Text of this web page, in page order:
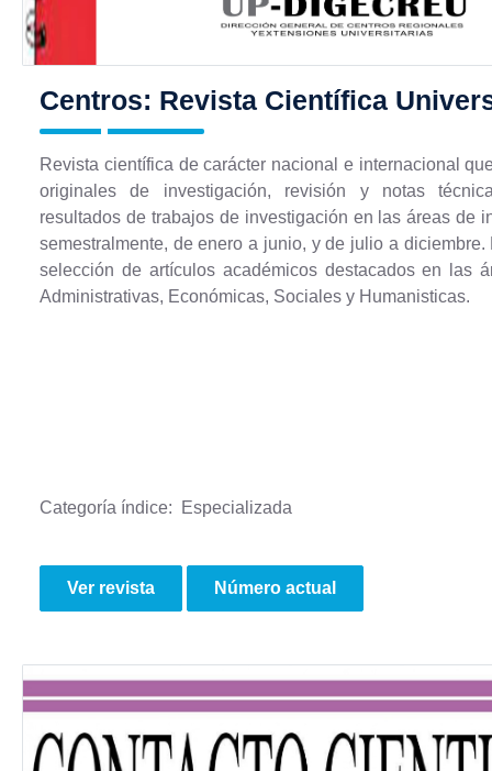
Centros: Revista Científica
Revista científica de carácter nacional e internacional
originales de investigación, revisión y notas
resultados de trabajos de investigación en las áreas de
semestralmente, de enero a junio, y de julio a diciembre.
selección de artículos académicos destacados en las
Administrativas, Económicas, Sociales y Humanisticas.
Categoría índice: Especializada
Ver revista Número actual